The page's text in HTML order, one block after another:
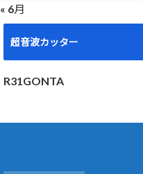
« 6月
超音波カッター
R31GONTA